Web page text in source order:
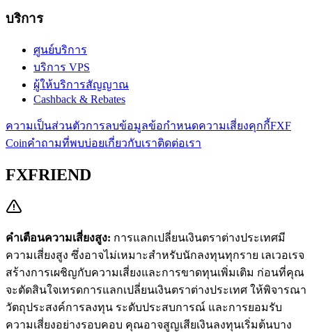
บริการ
ศูนย์บริการ
บริการ VPS
ผู้ให้บริการสัญญาณ
Cashback & Rebates
ความเป็นส่วนตัวการลบข้อมูลข้อกำหนดความเสี่ยงคุกกี้FXF
Coinคำถามที่พบบ่อยเกี่ยวกับเราติดต่อเรา
FXFRIEND
คำเตือนความเสี่ยงสูง: การแลกเปลี่ยนเงินตราต่างประเทศมี
ความเสี่ยงสูง ซึ่งอาจไม่เหมาะสำหรับนักลงทุนทุกราย เลเวอเรจ
สร้างการเผชิญกับความเสี่ยงและการขาดทุนเพิ่มเติม ก่อนที่คุณ
จะตัดสินใจเทรดการแลกเปลี่ยนเงินตราต่างประเทศ ให้พิจารณา
วัตถุประสงค์การลงทุน ระดับประสบการณ์ และการยอมรับ
ความเสี่ยงอย่างรอบคอบ คุณอาจสูญเสียเงินลงทุนเริ่มต้นบาง